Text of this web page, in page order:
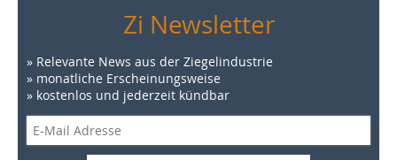
Zi Newsletter
» Relevante News aus der Ziegelindustrie
» monatliche Erscheinungsweise
» kostenlos und jederzeit kündbar